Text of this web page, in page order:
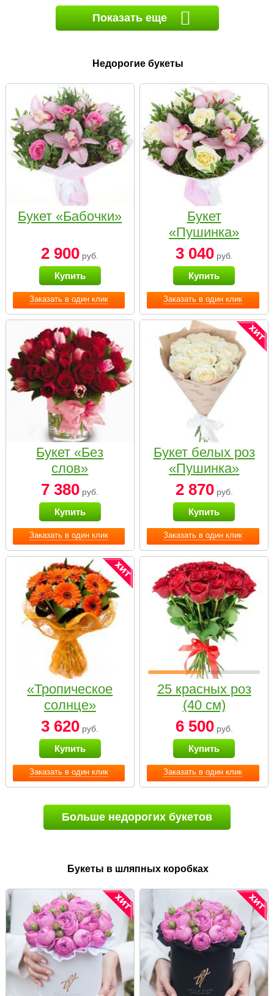
Показать еще
Недорогие букеты
Заказать в один клик
Букет «Бабочки»
2 900 руб.
Купить
Заказать в один клик
Букет
«Пушинка»
3 040руб.
Купить
Заказать в один клик
Букет «Без
слов»
7 380 руб.
Купить
Заказать в один клик
Букет белых роз
«Пушинка»
2 870руб.
Купить
Заказать в один клик
«Тропическое
солнце»
3 620 руб.
Купить
Заказать в один клик
25 красных роз
(40 см)
6 500руб.
Купить
Больше недорогих букетов
Букеты в шляпных коробках